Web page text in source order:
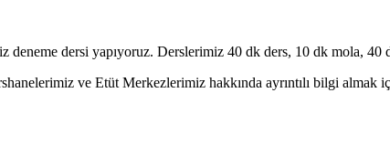
deneme dersi yapıyoruz. Derslerimiz 40 dk ders, 10 dk mola, 40
ve Etüt Merkezlerimiz hakkında ayrıntılı bilgi almak